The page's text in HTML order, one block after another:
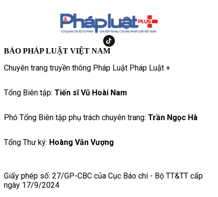
BÁO PHÁP LUẬT VIỆT NAM
Chuyên trang truyền thông Pháp Luật Pháp Luật +
Tổng Biên tập: Tiến sĩ Vũ Hoài Nam
Phó Tổng Biên tập phụ trách chuyên trang: Trần Ngọc Hà
Tổng Thư ký: Hoàng Văn Vượng
Giấy phép số: 27/GP-CBC của Cục Báo chí - Bộ TT&TT cấp
ngày 17/9/2024